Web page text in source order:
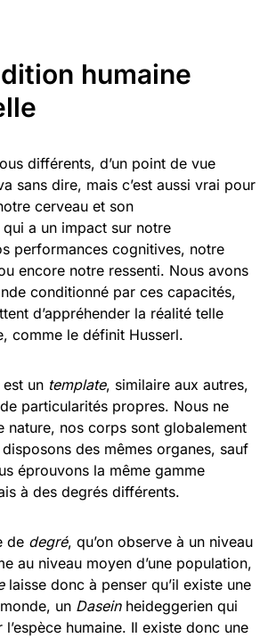
humaine
différents, d’un point de vue
sans dire, mais c’est aussi vrai pour
cerveau et son
a un impact sur notre
performances cognitives, notre
encore notre ressenti. Nous avons
conditionné par ces capacités,
d’appréhender la réalité telle
comme le définit Husserl.
un template, similaire aux autres,
particularités propres. Nous ne
nature, nos corps sont globalement
des mêmes organes, sauf
éprouvons la même gamme
à des degrés différents.
de degré, qu’on observe à un niveau
au niveau moyen d’une population,
laisse donc à penser qu’il existe une
un Dasein heideggerien qui
humaine. Il existe donc une